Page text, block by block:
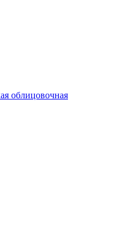
облицовочная